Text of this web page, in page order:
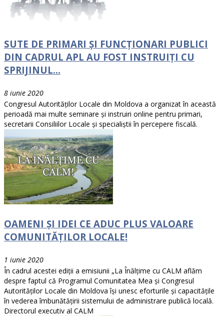
SUTE DE PRIMARI ȘI FUNCȚIONARI PUBLICI
DIN CADRUL APL AU FOST INSTRUIȚI CU
SPRIJINUL...
8 iunie 2020
Congresul Autorităților Locale din Moldova a organizat în această
perioadă mai multe seminare și instruiri online pentru primari,
secretarii Consiliilor Locale și specialiștii în percepere fiscală.
OAMENI ȘI IDEI CE ADUC PLUS VALOARE
COMUNITĂȚILOR LOCALE!
1 iunie 2020
În cadrul acestei ediții a emisiunii „La Înălțime cu CALM aflăm
despre faptul că Programul Comunitatea Mea și Congresul
Autorităților Locale din Moldova își unesc eforturile și capacitățile
în vederea îmbunătățirii sistemului de administrare publică locală.
Directorul executiv al CALM